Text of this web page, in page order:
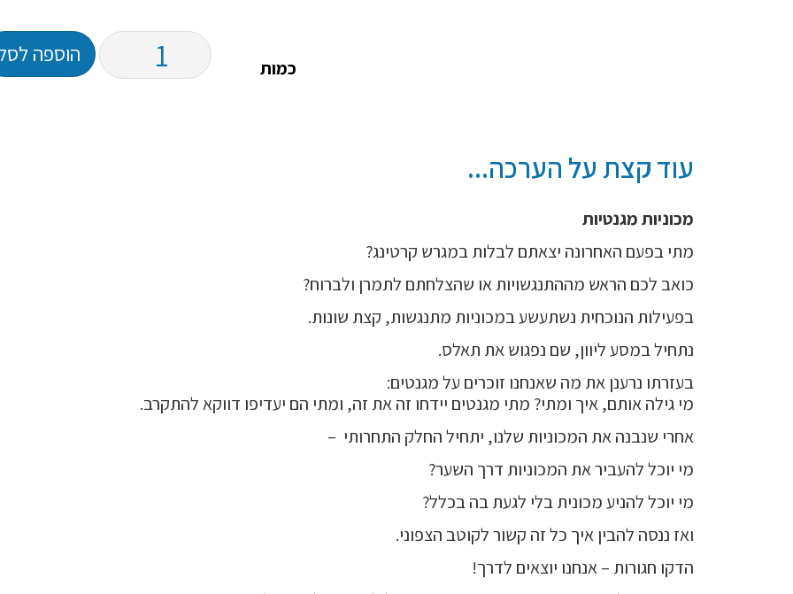
כמות
הוספה
עוד קצת על הערכה...
מכוניות מגנטיות
מתי בפעם האחרונה יצאתם לבלות במגרש קרטינג?
כואב לכם הראש מההתנגשויות או שהצלחתם לתמרן ולברוח?
בפעילות הנוכחית נשתעשע במכוניות מתנגשות, קצת שונות.
נתחיל במסע ליוון, שם נפגוש את תאלס.
בעזרתו נרענן את מה שאנחנו זוכרים על מגנטים:
מי גילה אותם, איך ומתי? מתי מגנטים יידחו זה את זה, ומתי הם יעדיפו דווקא להתקרב.
אחרי שנבנה את המכוניות שלנו, יתחיל החלק התחרותי –
מי יוכל להעביר את המכוניות דרך השער?
מי יוכל להניע מכונית בלי לגעת בה בכלל?
ואז ננסה להבין איך כל זה קשור לקוטב הצפוני.
הדקו חגורות – אנחנו יוצאים לדרך!